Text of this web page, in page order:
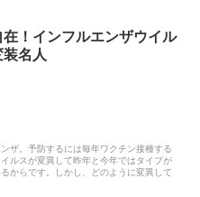
在！インフルエンザウイル
装名人
ザ。予防するには毎年ワクチン接種する
ルスが変異して昨年と今年ではタイプが
からです。しかし、どのように変異して